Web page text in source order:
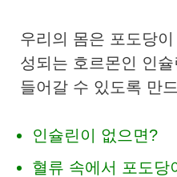
우리의 몸은 포도당
성되는 호르몬인 인
들어갈 수 있도록 만
인슐린이 없으면?
혈류 속에서 포도당